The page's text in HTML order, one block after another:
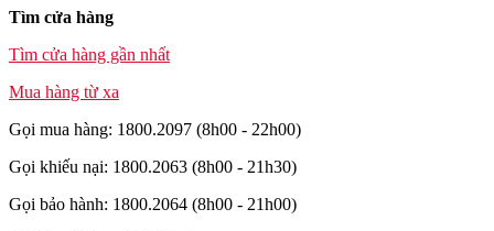
Tìm cửa hàng
Tìm cửa hàng gần nhất
Mua hàng từ xa
Gọi mua hàng: 1800.2097 (8h00 - 22h00)
Gọi khiếu nại: 1800.2063 (8h00 - 21h30)
Gọi bảo hành: 1800.2064 (8h00 - 21h00)